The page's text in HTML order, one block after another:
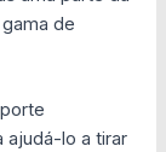
de
ajudá-lo a tirar